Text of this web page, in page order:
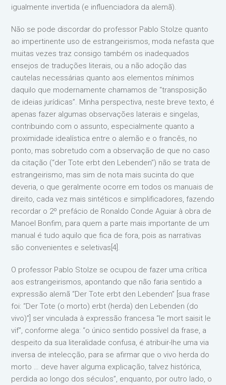
igualmente invertida (e influenciadora da alemã).
Não se pode discordar do professor Pablo Stolze quanto
ao impertinente uso de estrangeirismos, moda nefasta que
muitas vezes traz consigo também os inadequados
ensejos de traduções literais, ou a não adoção das
cautelas necessárias quanto aos elementos mínimos
daquilo que modernamente chamamos de “transposição
de ideias jurídicas”. Minha perspectiva, neste breve texto, é
apenas fazer algumas observações laterais e singelas,
contribuindo com o assunto, especialmente quanto a
proximidade idealística entre o alemão e o francês, no
ponto, mas sobretudo com a observação de que no caso
da citação (“der Tote erbt den Lebenden”) não se trata de
estrangeirismo, mas sim de nota mais sucinta do que
deveria, o que geralmente ocorre em todos os manuais de
direito, cada vez mais sintéticos e simplificadores, fazendo
recordar o 2º prefácio de Ronaldo Conde Aguiar à obra de
Manoel Bonfim, para quem a parte mais importante de um
manual é tudo aquilo que fica de fora, pois as narrativas
são convenientes e seletivas[4].
O professor Pablo Stolze se ocupou de fazer uma crítica
aos estrangeirismos, apontando que não faria sentido a
expressão alemã “Der Tote erbt den Lebenden” [sua frase
foi: “Der Tote (o morto) erbt (herda) den Lebenden (do
vivo)”] ser vinculada à expressão francesa “le mort saisit le
vif”, conforme alega: “o único sentido possível da frase, a
despeito da sua literalidade confusa, é atribuir-lhe uma via
inversa de intelecção, para se afirmar que o vivo herda do
morto … deve haver alguma explicação, talvez histórica,
perdida ao longo dos séculos”, enquanto, por outro lado, o